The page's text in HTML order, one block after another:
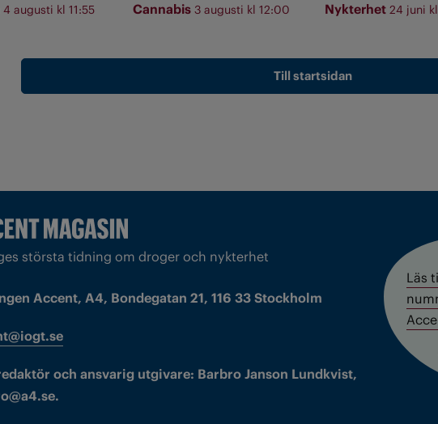
4 augusti kl 11:55 Cannabis 3 augusti kl 12:00 Nykterhet 24 juni kl
Till startsidan
största tidning om droger och nykterhet
Accent, A4, Bondegatan 21, 116 33 Stockholm
och ansvarig utgivare: Barbro Janson Lundkvist,
Läs